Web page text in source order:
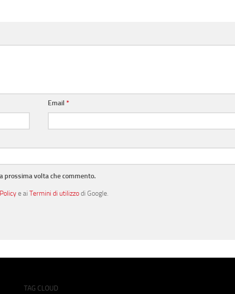
Email*
prossima volta che commento.
e ai Termini di utilizzodi Google.
TAG CLOUD